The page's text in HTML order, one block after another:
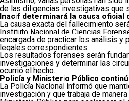
de las diligencias investigativas que
Inacif determinará la causa oficial
La causa exacta del fallecimiento
Instituto Nacional de Ciencias
encargada de practicar los análisis y
legales correspondientes.
Los resultados forenses serán
investigaciones y determinar las
ocurrió el hecho.
Policía y Ministerio Público
La Policía Nacional informó que
investigación y que trabaja de manera